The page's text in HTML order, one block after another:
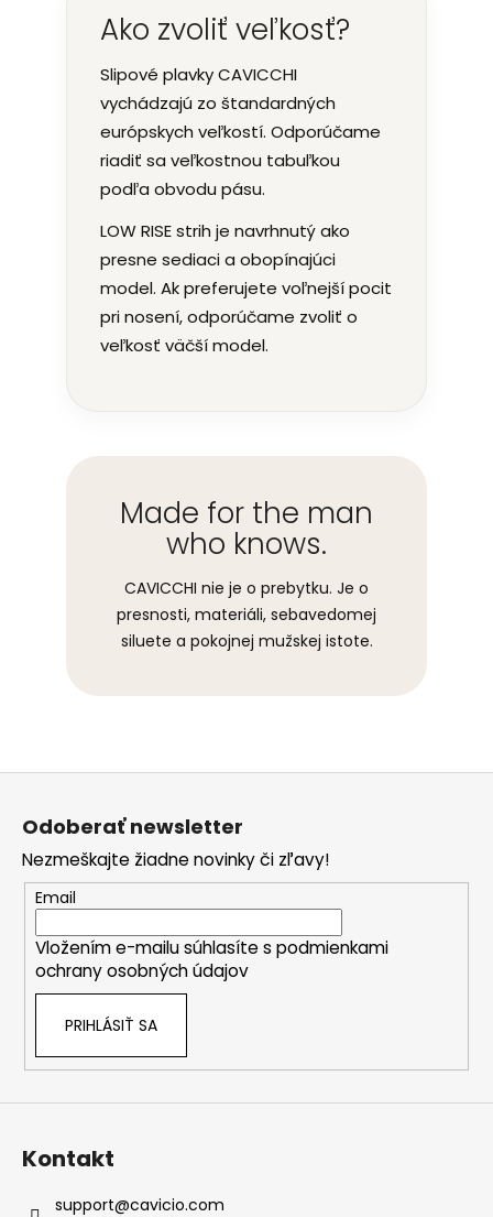
Ako zvoliť veľkosť?
Slipové plavky CAVICCHI
vychádzajú zo štandardných
európskych veľkostí. Odporúčame
riadiť sa veľkostnou tabuľkou
podľa obvodu pásu.
LOW RISE strih je navrhnutý ako
presne sediaci a obopínajúci
model. Ak preferujete voľnejší pocit
pri nosení, odporúčame zvoliť o
veľkosť väčší model.
Made for the man
who knows.
CAVICCHI nie je o prebytku. Je o
presnosti, materiáli, sebavedomej
siluete a pokojnej mužskej istote.
Z
Odoberať newsletter
Nezmeškajte žiadne novinky či zľavy!
Email
Vložením e-mailu súhlasíte s podmienkami
ochrany osobných údajov
PRIHLÁSIŤ SA
Kontakt
support@cavicio.com